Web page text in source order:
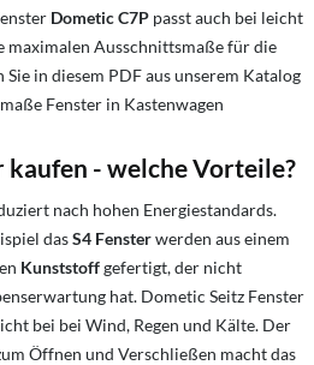
Dometic C7P passt auch bei leicht
maximalen Ausschnittsmaße für die
in diesem PDF aus unserem Katalog
Fenster in Kastenwagen
kaufen - welche Vorteile?
nach hohen Energiestandards.
dasS4 Fensterwerden aus einem
Kunststoffgefertigt, der nicht
hat. Dometic Seitz Fenster
bei bei Wind, Regen und Kälte. Der
Öffnen und Verschließen macht das